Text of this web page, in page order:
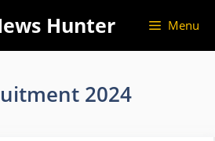
Hunter Menu
2024